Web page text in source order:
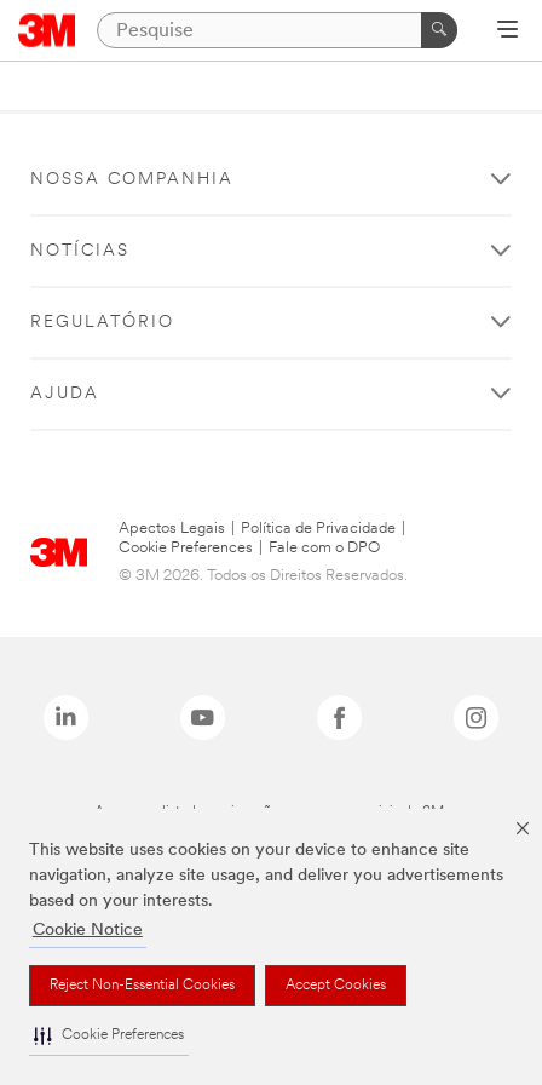
This website uses cookies on your device to enhance site
navigation, analyze site usage, and deliver you advertisements
based on your interests.
Cookie Notice
Reject Non-Essential Cookies Accept Cookies
Cookie Preferences
NOSSA COMPANHIA
NOTÍCIAS
REGULATÓRIO
AJUDA
Apectos Legais Política de Privacidade
Cookie Preferences
Fale com o DPO
© 3M 2026. Todos os Direitos Reservados.
As marcas listadas a cima são marcas comerciais da 3M.